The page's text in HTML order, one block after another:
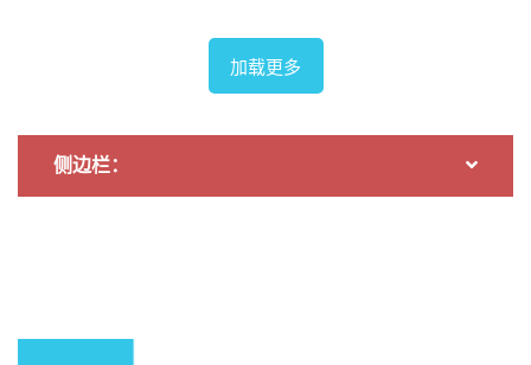
加载更多
侧边栏：